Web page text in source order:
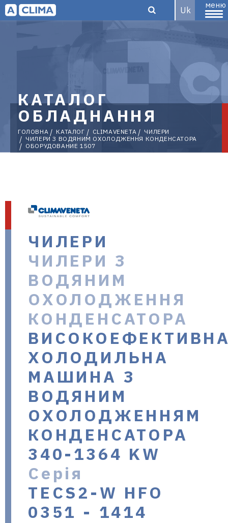
дистриб'ютор
кліматичного
обладнання
в Україні
Uk
меню
КАТАЛОГ
ОБЛАДНАННЯ
ГОЛОВНА КАТАЛОГ CLIMAVENETA
ЧИЛЕРИ
ЧИЛЕРИ З ВОДЯНИМ ОХОЛОДЖЕННЯ КОНДЕНСАТОРА
ОБОРУДОВАНИЕ 1507
ЧИЛЕРИ
ЧИЛЕРИ З
ВОДЯНИМ
ОХОЛОДЖЕННЯ
КОНДЕНСАТОРА
ХОЛОДИЛЬНА
МАШИНА З
ВОДЯНИМ
ОХОЛОДЖЕННЯМ
КОНДЕНСАТОРА
340-1364 KW
Серія
TECS2-W HFO
0351 - 1414